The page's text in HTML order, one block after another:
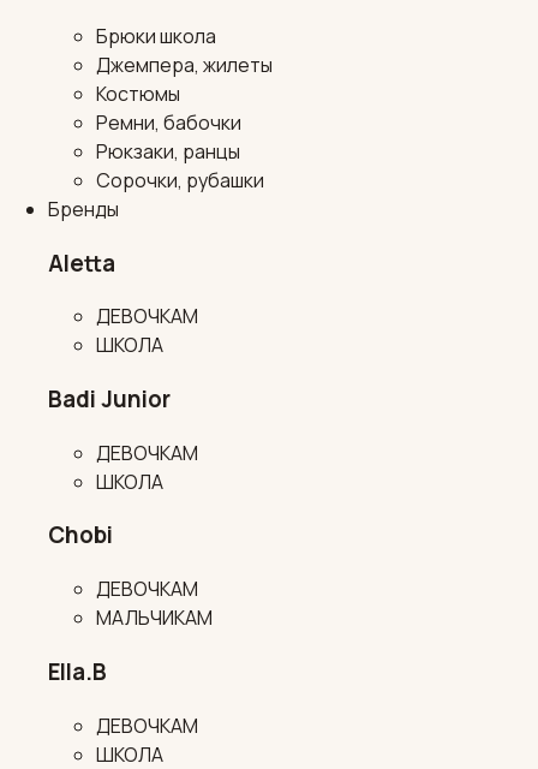
Брюки школа
Джемпера, жилеты
Костюмы
Ремни, бабочки
Рюкзаки, ранцы
Сорочки, рубашки
Бренды
Aletta
ДЕВОЧКАМ
ШКОЛА
Badi Junior
ДЕВОЧКАМ
ШКОЛА
Chobi
ДЕВОЧКАМ
МАЛЬЧИКАМ
Ella.B
ДЕВОЧКАМ
ШКОЛА